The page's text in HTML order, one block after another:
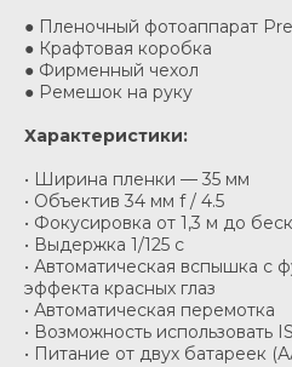
● Пленочный фотоаппарат
● Крафтовая коробка
● Фирменный чехол
● Ремешок на руку
Характеристики:
• Ширина пленки — 35 мм
• Объектив 34 мм f / 4.5
• Фокусировка от 1,3 м до
• Выдержка 1/125 c
• Автоматическая вспышка с
эффекта красных глаз
• Автоматическая перемотка
• Возможность использовать
• Питание от двух батареек